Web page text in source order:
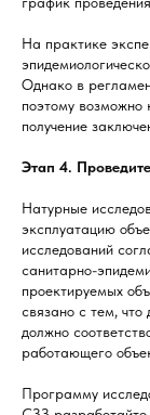
На практике
Однако в
поэтому возможно
получение
Этап 4.
Натурные
эксплуатацию
исследований
санитарно-
проектируемых
связано с тем, что
должно
работающего
Программу